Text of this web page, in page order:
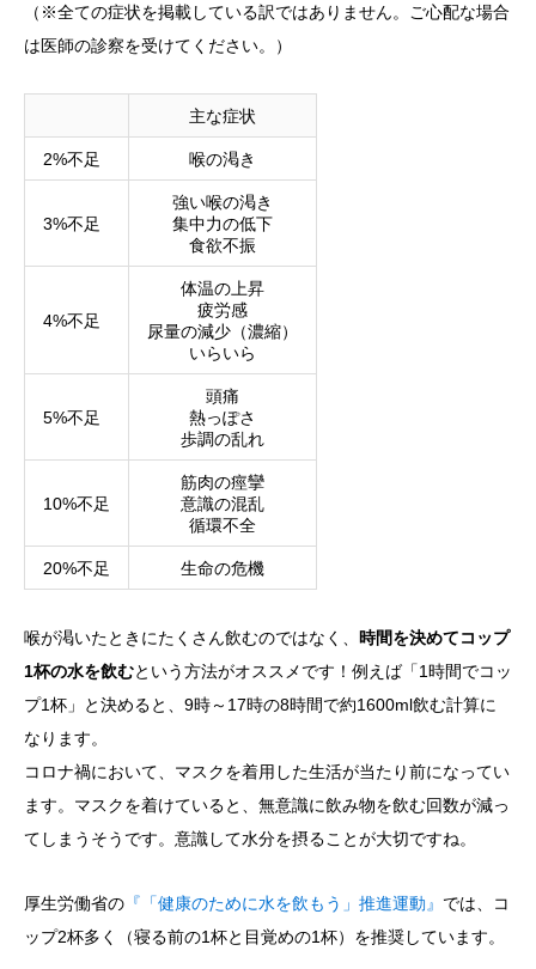
（※全ての症状を掲載している訳ではありません。ご心配な場合
は医師の診察を受けてください。）
主な症状
2%不足 喉の渇き
3%不足
強い喉の渇き
集中力の低下
食欲不振
4%不足
体温の上昇
疲労感
尿量の減少（濃縮）
いらいら
5%不足
頭痛
熱っぽさ
歩調の乱れ
10%不足
筋肉の痙攣
意識の混乱
循環不全
20%不足 生命の危機
喉が渇いたときにたくさん飲むのではなく、 時間を決めてコップ
1杯の水を飲むという方法がオススメです！例えば「1時間でコッ
プ1杯」と決めると、9時～17時の8時間で約1600ml飲む計算に
なります。
コロナ禍において、マスクを着用した生活が当たり前になってい
ます。マスクを着けていると、無意識に飲み物を飲む回数が減っ
てしまうそうです。意識して水分を摂ることが大切ですね。
厚生労働省の 『「健康のために水を飲もう」推進運動』 では、コ
ップ2杯多く（寝る前の1杯と目覚めの1杯）を推奨しています。